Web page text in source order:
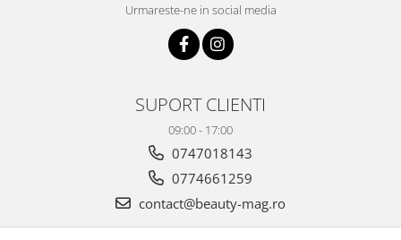
Urmareste-ne in social media
SUPORT CLIENTI
09:00 - 17:00
0747018143
0774661259
contact@beauty-mag.ro